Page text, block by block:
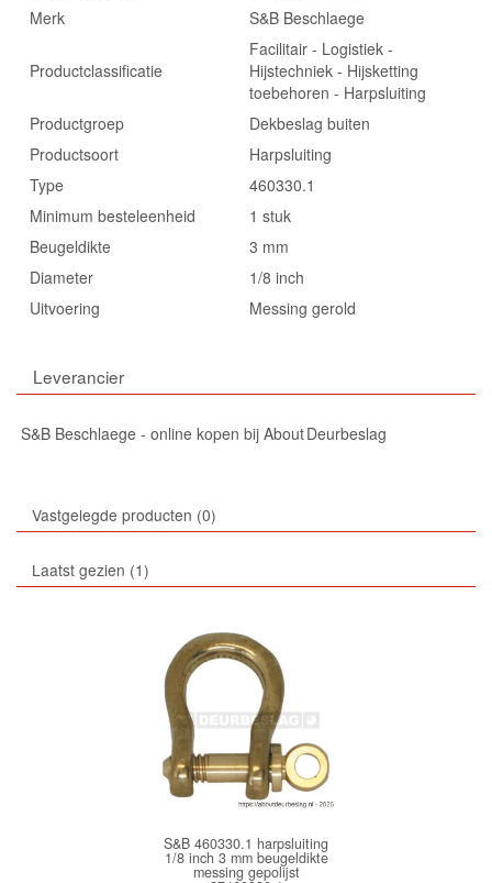
Merk
S&B Beschlaege
Productclassificatie
Facilitair - Logistiek -
Hijstechniek - Hijsketting
toebehoren - Harpsluiting
Productgroep
Dekbeslag buiten
Productsoort
Harpsluiting
Type
460330.1
Minimum besteleenheid
1 stuk
Beugeldikte
3 mm
Diameter
1/8 inch
Uitvoering
Messing gerold
Leverancier
S&B Beschlaege - online kopen bij About Deurbeslag
Vastgelegde producten 0
Laatst gezien 1
S&B 460330.1 harpsluiting
1/8 inch 3 mm beugeldikte
messing gepolijst